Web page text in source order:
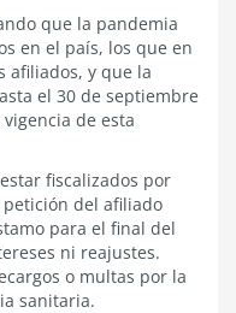
que la pandemia
en el país, los que en
afiliados, y que la
el 30 de septiembre
de esta
fiscalizados por
del afiliado
para el final del
ni reajustes.
o multas por la
sanitaria.